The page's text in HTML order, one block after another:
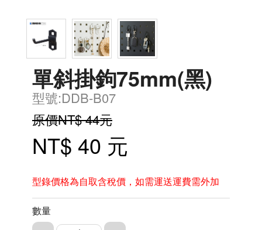
單斜掛鉤75mm(黑)
型號:DDB-B07
原價NT$ 44元
NT$ 40 元
型錄價格為自取含稅價，如需運送運費需外加
數量